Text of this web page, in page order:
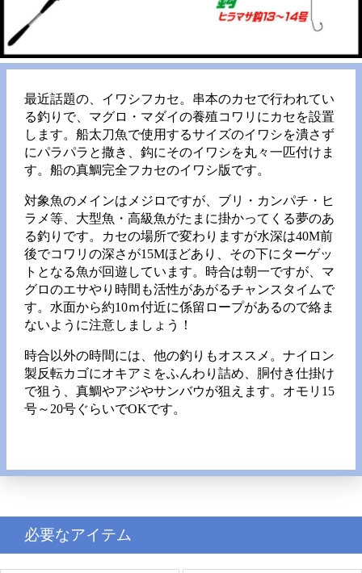
最近話題の、イワシフカセ。串本のカセで行われてい
る釣りで、マグロ・マダイの養殖コワリにカセを設置
します。船太刀魚で使用するサイズのイワシを潰さず
にパラパラと撒き、鈎にそのイワシを丸々一匹付けま
す。船の真鯛完全フカセのイワシ版です。
対象魚のメインはメジロですが、ブリ・カンパチ・ヒ
ラメ等、大型魚・高級魚がたまに掛かってくる夢のあ
る釣りです。カセの場所で変わりますが水深は40M前
後でコワリの深さが15Mほどあり、その下にターゲッ
トとなる魚が回遊しています。時合は朝一ですが、マ
グロのエサやり時間も活性があがるチャンスタイムで
す。水面から約10ｍ付近に係留ロープがあるので絡ま
ないように注意しましょう！
時合以外の時間には、他の釣りもオススメ。ナイロン
製反転カゴにオキアミをふんわり詰め、胴付き仕掛け
で狙う、真鯛やアジやサンバウが狙えます。オモリ15
号～20号ぐらいでOKです。
必要なアイテム